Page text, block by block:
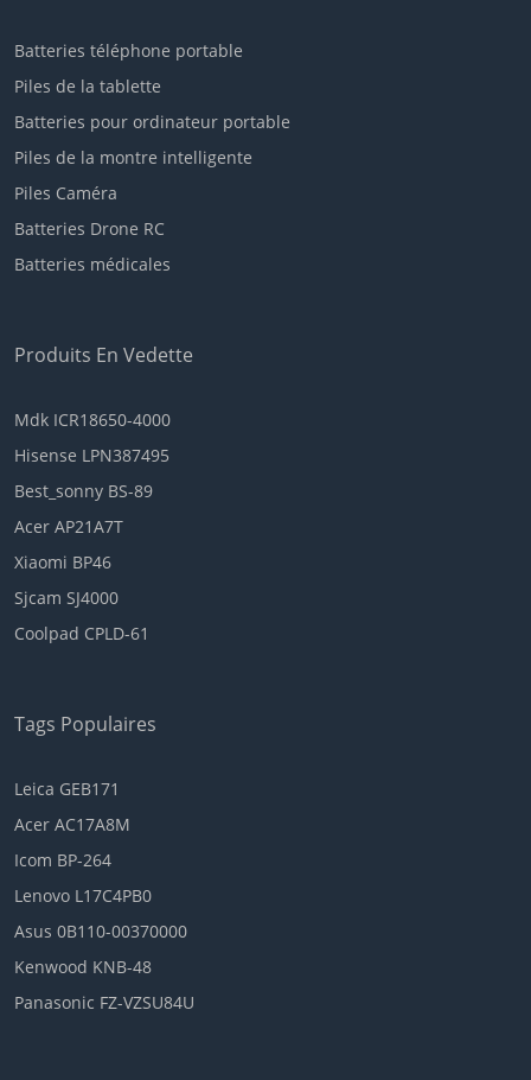
Batteries téléphone portable
Piles de la tablette
Batteries pour ordinateur portable
Piles de la montre intelligente
Piles Caméra
Batteries Drone RC
Batteries médicales
Produits En Vedette
Mdk ICR18650-4000
Hisense LPN387495
Best_sonny BS-89
Acer AP21A7T
Xiaomi BP46
Sjcam SJ4000
Coolpad CPLD-61
Tags Populaires
Leica GEB171
Acer AC17A8M
Icom BP-264
Lenovo L17C4PB0
Asus 0B110-00370000
Kenwood KNB-48
Panasonic FZ-VZSU84U